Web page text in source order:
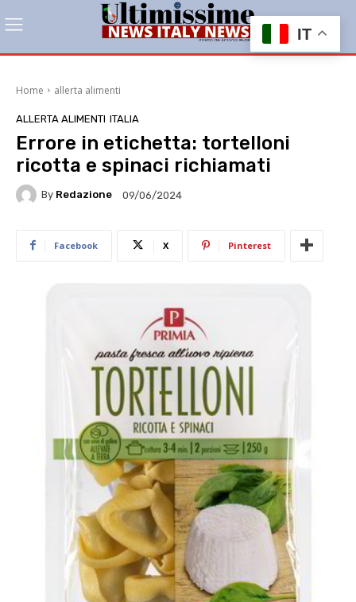
Home allerta alimenti
ALLERTA ALIMENTI ITALIA
Errore in etichetta: tortelloni
ricotta e spinaci richiamati
By Redazione 09/06/2024
Facebook X Pinterest
IT